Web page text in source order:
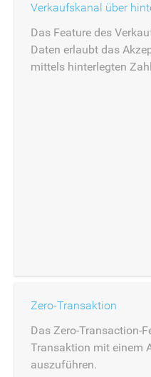
Verkaufskanal über
Das Feature des
Daten erlaubt das
mittels hinterlegten
Zero-Transaktion
Das Zero-Transaction-
Transaktion mit einem
auszuführen.